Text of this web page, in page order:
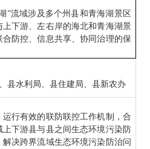
”流域涉及多个州县和青海湖景区
上下游、左右岸的海北和青海湖景
合防控、信息共享、协同治理的保
县水利局、县住建局、县新农办
运行有效的联防联控工作机制，合
上下游县与县之间生态环境污染防
决跨界流域生态环境污染防治问